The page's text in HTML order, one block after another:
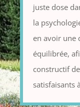
juste dose
la
en avoir une
équilibrée,
constructif
satisfaisants